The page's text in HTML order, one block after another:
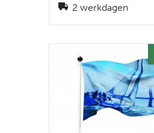
2 werkdagen